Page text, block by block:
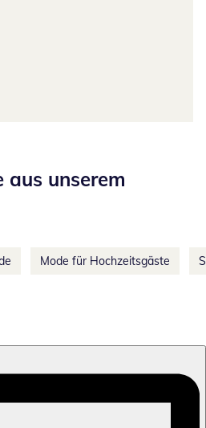
aus unserem
Mode für Hochzeitsgäste